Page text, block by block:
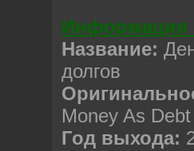
Название:
долгов
Money As Debt
Год выхода: